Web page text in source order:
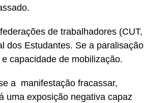
de trabalhadores (CUT,
dos Estudantes. Se a paralisação
capacidade de mobilização.
a manifestação fracassar,
uma exposição negativa capaz